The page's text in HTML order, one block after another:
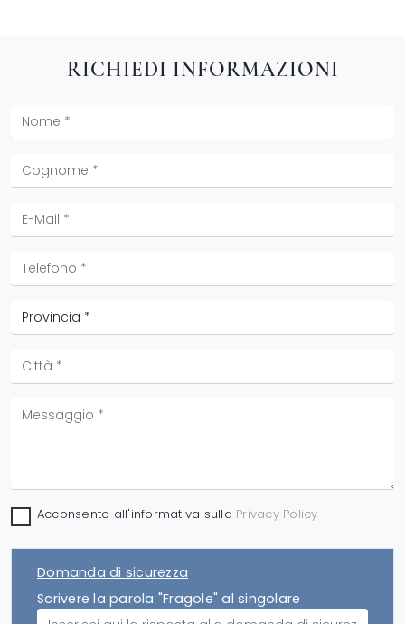
RICHIEDI INFORMAZIONI
Acconsento all'informativa sulla Privacy Policy
Domanda di sicurezza
Scrivere la parola "Fragole" al singolare